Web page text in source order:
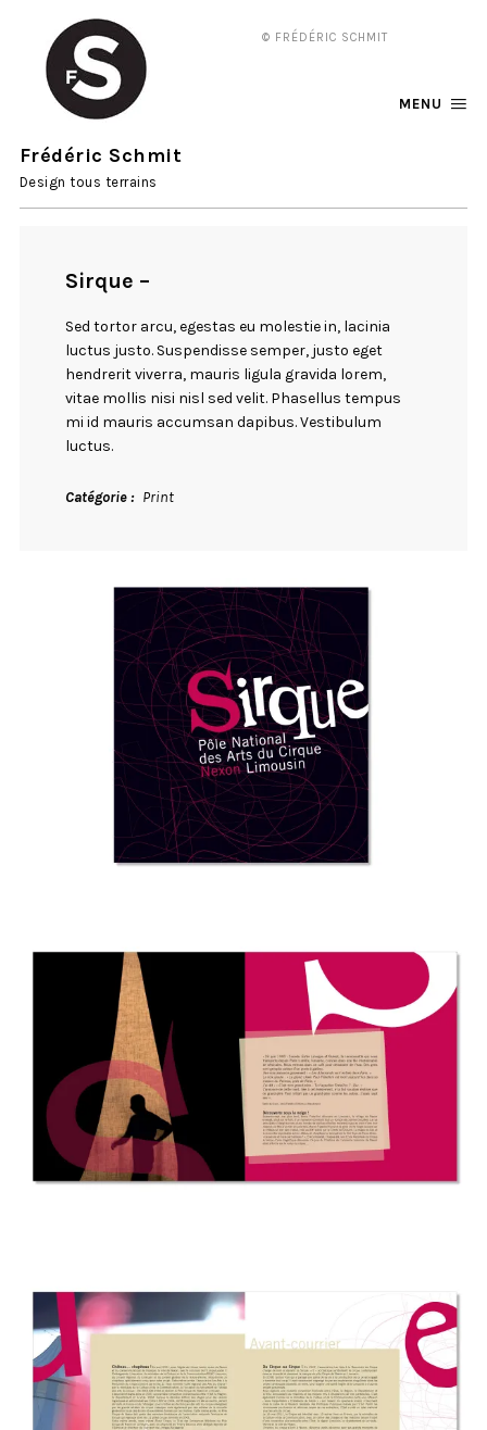
Frédéric Schmit
Design tous terrains
MENU
© FRÉDÉRIC SCHMIT
Sirque –
Sed tortor arcu, egestas eu molestie in, lacinia
luctus justo. Suspendisse semper, justo eget
hendrerit viverra, mauris ligula gravida lorem,
vitae mollis nisi nisl sed velit. Phasellus tempus
mi id mauris accumsan dapibus. Vestibulum
luctus.
Catégorie Print